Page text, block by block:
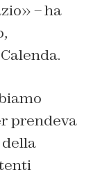
– ha
prendeva